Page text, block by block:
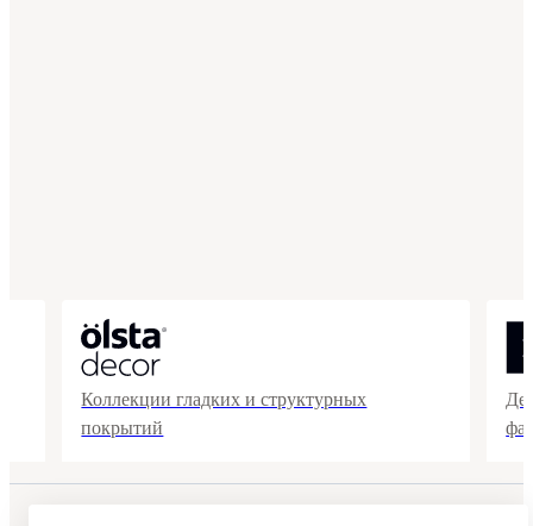
Коллекции гладких и структурных
покрытий